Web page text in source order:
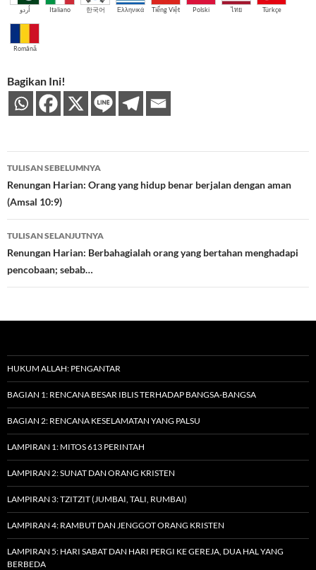
اُردو Italiano 한국어 Ελληνικά Tiếng Việt Polski ไทย Türkçe
Română
Bagikan Ini!
Navigasi
Tulisan
TULISAN SEBELUMNYA
Renungan Harian: Orang yang hidup benar berjalan dengan aman
(Amsal 10:9)
TULISAN SELANJUTNYA
Renungan Harian: Berbahagialah orang yang bertahan menghadapi
pencobaan; sebab…
HUKUM ALLAH: PENGANTAR
BAGIAN 1: RENCANA BESAR IBLIS TERHADAP BANGSA-BANGSA
BAGIAN 2: RENCANA KESELAMATAN YANG PALSU
LAMPIRAN 1: MITOS 613 PERINTAH
LAMPIRAN 2: SUNAT DAN ORANG KRISTEN
LAMPIRAN 3: TZITZIT (JUMBAI, TALI, RUMBAI)
LAMPIRAN 4: RAMBUT DAN JENGGOT ORANG KRISTEN
LAMPIRAN 5: HARI SABAT DAN HARI PERGI KE GEREJA, DUA HAL YANG
BERBEDA